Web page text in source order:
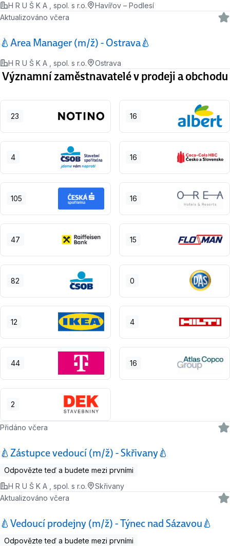
H R U Š K A , spol. s r.o.
Havířov – Podlesí
🍐Area Manager (m/ž) - Ostrava🍐
Aktualizováno včera
H R U Š K A , spol. s r.o. Ostrava
Významní zaměstnavatelé v prodeji a obchodu
23 16
4 16
105 16
47 15
82 0
12 4
44 16
2
🍐Zástupce vedoucí (m/ž) - Skřivany🍐
Přidáno včera
Odpovězte teď a budete mezi prvními
H R U Š K A , spol. s r.o.
Skřivany
🍐Vedoucí prodejny (m/ž) - Týnec nad Sázavou🍐
Aktualizováno včera
Odpovězte teď a budete mezi prvními